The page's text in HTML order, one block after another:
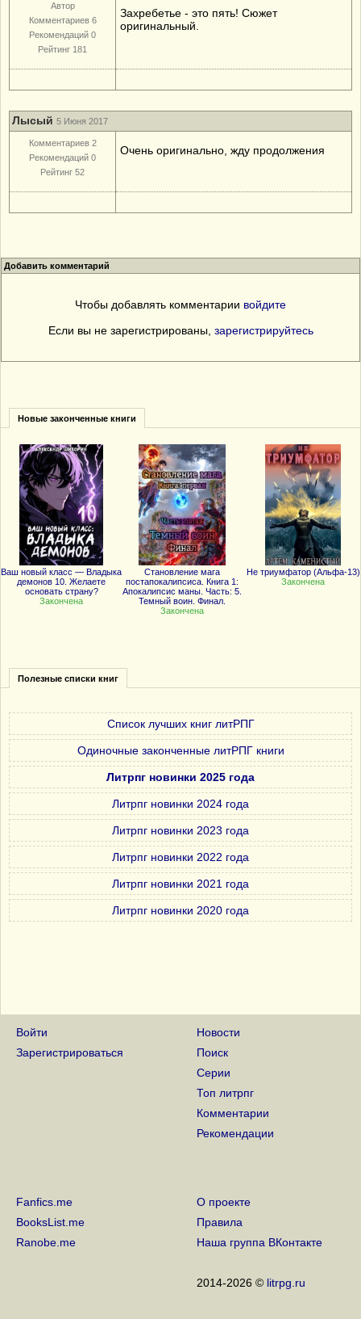
Автор
Комментариев 6
Рекомендаций 0
Рейтинг 181
Захребетье - это пять! Сюжет
оригинальный.
Лысый 5 Июня 2017
Комментариев 2
Рекомендаций 0
Рейтинг 52
Очень оригинально, жду продолжения
Добавить комментарий
Чтобы добавлять комментарии войдите
Если вы не зарегистрированы, зарегистрируйтесь
Новые законченные книги
Ваш новый класс — Владыка
демонов 10. Желаете
основать страну?
Закончена
Становление мага
постапокалипсиса. Книга 1:
Апокалипсис маны. Часть: 5.
Темный воин. Финал.
Закончена
Не триумфатор (Альфа-13)
Закончена
Полезные списки книг
Список лучших книг литРПГ
Одиночные законченные литРПГ книги
Литрпг новинки 2025 года
Литрпг новинки 2024 года
Литрпг новинки 2023 года
Литрпг новинки 2022 года
Литрпг новинки 2021 года
Литрпг новинки 2020 года
Войти
Зарегистрироваться
Новости
Поиск
Серии
Топ литрпг
Комментарии
Рекомендации
Fanfics.me
BooksList.me
Ranobe.me
О проекте
Правила
Наша группа ВКонтакте
2014-2026 © litrpg.ru